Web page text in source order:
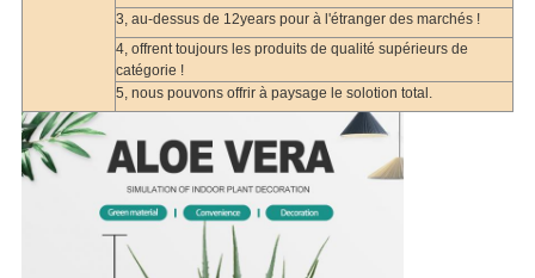
3, au-dessus de 12years pour à l'étranger des marchés !
4, offrent toujours les produits de qualité supérieurs de
catégorie !
5, nous pouvons offrir à paysage le solotion total.